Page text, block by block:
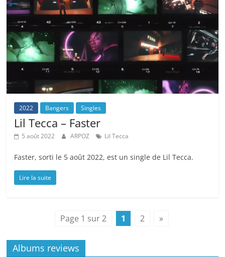
2022 Bangers Singles
Lil Tecca – Faster
5 août 2022 ARPOZ Lil Tecca
Faster, sorti le 5 août 2022, est un single de Lil Tecca.
Lire la suite
Page 1 sur 2 1 2 »
Albums reviews